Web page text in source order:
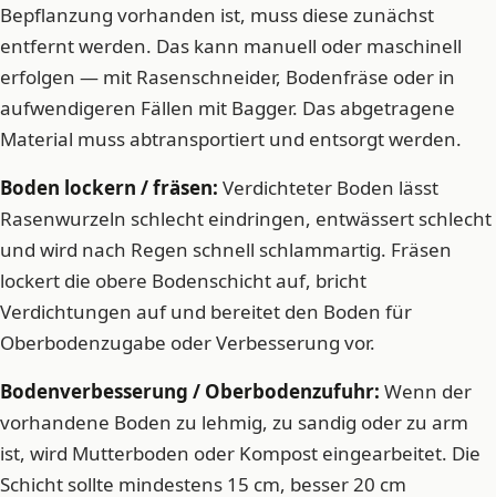
Bepflanzung vorhanden ist, muss diese zunächst
entfernt werden. Das kann manuell oder maschinell
erfolgen — mit Rasenschneider, Bodenfräse oder in
aufwendigeren Fällen mit Bagger. Das abgetragene
Material muss abtransportiert und entsorgt werden.
Boden lockern / fräsen: Verdichteter Boden lässt
Rasenwurzeln schlecht eindringen, entwässert schlecht
und wird nach Regen schnell schlammartig. Fräsen
lockert die obere Bodenschicht auf, bricht
Verdichtungen auf und bereitet den Boden für
Oberbodenzugabe oder Verbesserung vor.
Bodenverbesserung / Oberbodenzufuhr: Wenn der
vorhandene Boden zu lehmig, zu sandig oder zu arm
ist, wird Mutterboden oder Kompost eingearbeitet. Die
Schicht sollte mindestens 15 cm, besser 20 cm